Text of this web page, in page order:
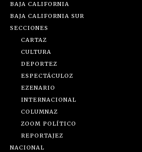
BAJA CALIFORNIA
BAJA CALIFORNIA SUR
SECCIONES
CARTAZ
CULTURA
DEPORTEZ
ESPECTÁCULOZ
EZENARIO
INTERNACIONAL
COLUMNAZ
ZOOM POLÍTICO
REPORTAJEZ
NACIONAL